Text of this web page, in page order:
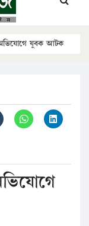
অভিযোগে যুবক আটক